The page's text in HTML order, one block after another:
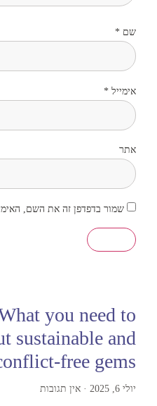
שם *
אימייל *
אתר
שמור בדפדפן זה את השם,
you need to
sustainable and
free gems
יולי 6, 2025 אין תגובות